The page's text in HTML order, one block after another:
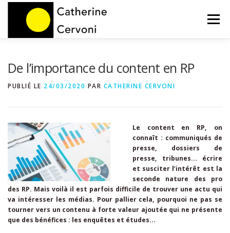
Aller
Menu
De l’importance du content en RP
PUBLIÉ LE 24/03/2020 PAR CATHERINE CERVONI
Le content en RP, on
connaît : communiqués de
presse, dossiers de
presse, tribunes… écrire
et susciter l’intérêt est la
seconde nature des pro
des RP. Mais voilà il est parfois difficile de trouver une actu qui
va intéresser les médias. Pour pallier cela, pourquoi ne pas se
tourner vers un contenu à forte valeur ajoutée qui ne présente
que des bénéfices : les enquêtes et études…